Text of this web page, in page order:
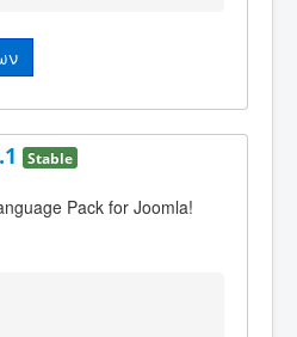
Stable
Pack for Joomla!